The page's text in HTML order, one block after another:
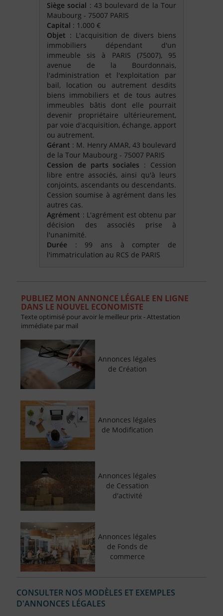
Siège social : 43 boulevard de la Tour
Maubourg - 75007 PARIS
Capital : 1.000 €
Objet : L'acquisition de divers biens
immobiliers dépendant d'un
immeuble sis à PARIS (75007), 95
avenue de la Bourdonnais,
l'administration et l'exploitation par
bail, location ou autrement desdits
biens immobiliers et de tous autres
immeubles bâtis dont elle pourrait
devenir propriétaire ultérieurement,
par voie d'acquisition, échange, apport
ou autrement.
Gérant : M. Henry AMAR, 43 boulevard
de la Tour Maubourg - 75007 PARIS
Cession de parts sociales : Cession
libre entre associés, ainsi qu'à leurs
conjoints, ascendants ou descendants.
Cession soumise à agrément dans les
autres cas.
Agrément : L'agrément est obtenu par
décision des associés prise à
l'unanimité.
Durée : 99 ans à compter de
l'immatriculation au RCS de PARIS
PUBLIEZ MON ANNONCE LÉGALE EN LIGNE
DANS LE NOUVEL ECONOMISTE
Texte optimisé pour avoir le meilleur prix - Attestation
immédiate par mail
Annonces légales
de Création
Annonces légales
de Modification
Annonces légales
de Cessation
d'activité
Annonces légales
de Fonds de
commerce
CONSULTER NOS MODÈLES ET EXEMPLES
D'ANNONCES LÉGALES